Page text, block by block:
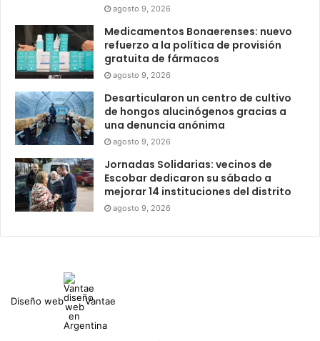
agosto 9, 2026
Medicamentos Bonaerenses: nuevo
refuerzo a la política de provisión
gratuita de fármacos
agosto 9, 2026
Desarticularon un centro de cultivo
de hongos alucinógenos gracias a
una denuncia anónima
agosto 9, 2026
Jornadas Solidarias: vecinos de
Escobar dedicaron su sábado a
mejorar 14 instituciones del distrito
agosto 9, 2026
Diseño web Vantae